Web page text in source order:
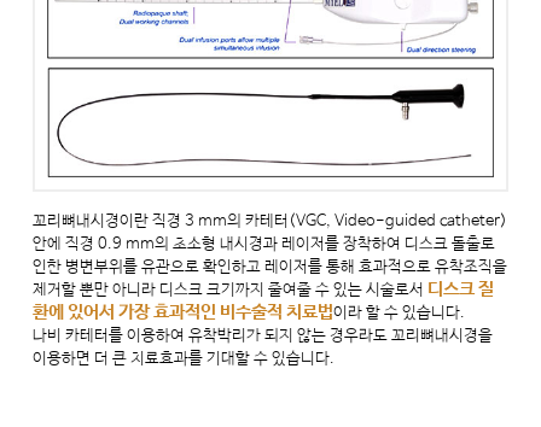
꼬리뼈내시경이란 직경 3 mm의 카테터(VGC, Video-guided catheter)
안에 직경 0.9 mm의 초소형 내시경과 레이저를 장착하여 디스크 돌출로
인한 병변부위를 유관으로 확인하고 레이저를 통해 효과적으로 유착조직을
제거할 뿐만 아니라 디스크 크기까지 줄여줄 수 있는 시술로서 디스크 질
환에 있어서 가장 효과적인 비수술적 치료법이라 할 수 있습니다.
나비 카테터를 이용하여 유착박리가 되지 않는 경우라도 꼬리뼈내시경을
이용하면 더 큰 치료효과를 기대할 수 있습니다.